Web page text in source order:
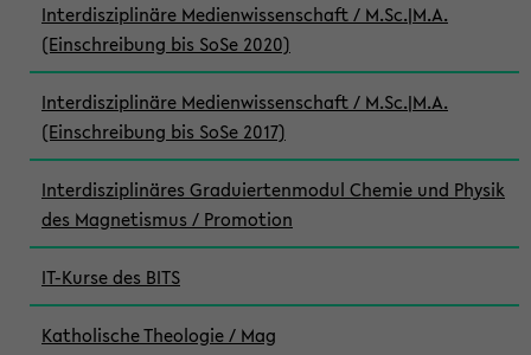
Interdisziplinäre Medienwissenschaft / M.Sc.|M.A.
(Einschreibung bis SoSe 2020)
Interdisziplinäre Medienwissenschaft / M.Sc.|M.A.
(Einschreibung bis SoSe 2017)
Interdisziplinäres Graduiertenmodul Chemie und Physik
des Magnetismus / Promotion
IT-Kurse des BITS
Katholische Theologie / Mag